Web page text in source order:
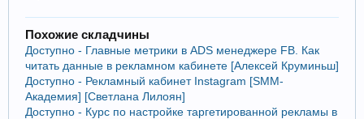
Похожие складчины
Доступно - Главные метрики в ADS менеджере FB. Как
читать данные в рекламном кабинете [Алексей Круминьш]
Доступно - Рекламный кабинет Instagram [SMM-
Академия] [Светлана Лилоян]
Доступно - Курс по настройке таргетированной рекламы в